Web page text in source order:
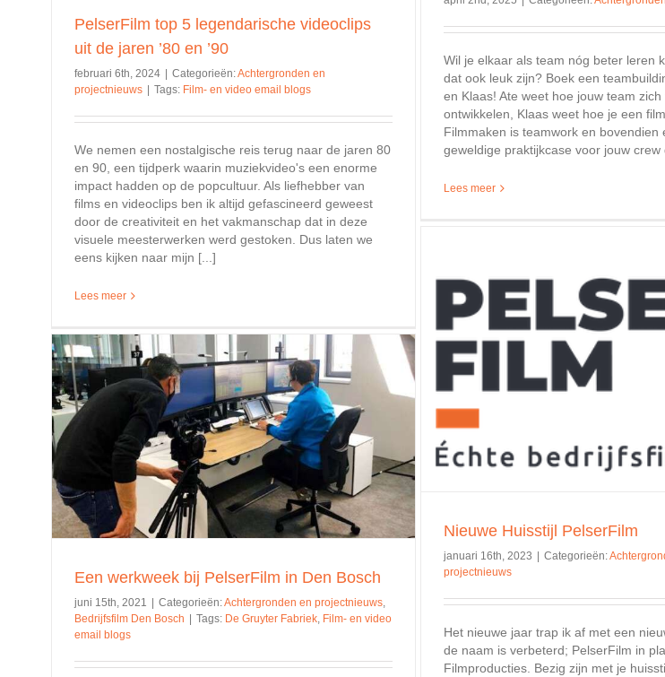
Wil je elkaar als team nóg beter leren
dat ook leuk zijn? Boek een
en Klaas! Ate weet hoe jouw team
ontwikkelen, Klaas weet hoe je een
Filmmaken is teamwork en bovendien
geweldige praktijkcase voor jouw crew
Lees meer
PelserFilm top 5 legendarische videoclips
uit de jaren ’80 en ’90
februari 6th, 2024 Categorieën:Achtergronden en
projectnieuws
Tags: Film- en video email blogs
We nemen een nostalgische reis terug naar de jaren 80
en 90, een tijdperk waarin muziekvideo's een enorme
impact hadden op de popcultuur. Als liefhebber van
films en videoclips ben ik altijd gefascineerd geweest
door de creativiteit en het vakmanschap dat in deze
visuele meesterwerken werd gestoken. Dus laten we
eens kijken naar mijn [...]
Lees meer
Nieuwe Huisstijl PelserFilm
Achtergronden en projectnieuws
Nieuwe Huisstijl PelserFilm
januari 16th, 2023 | Categorieën:
projectnieuws
Het nieuwe jaar trap ik af met een
de naam is verbeterd; PelserFilm in
Filmproducties. Bezig zijn met je
Achtergronden en
Een werkweek bij PelserFilm in Den Bosch
juni 15th, 2021 Categorieën:Achtergronden en projectnieuws,
Bedrijfsfilm Den Bosch
Tags: De Gruyter Fabriek, Film- en video
email blogs